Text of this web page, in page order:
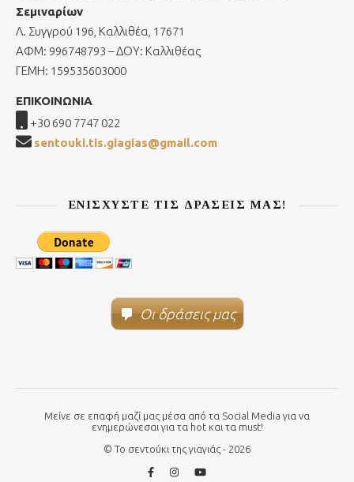
Σεμιναρίων
Λ. Συγγρού 196, Καλλιθέα, 17671
ΑΦΜ: 996748793 – ΔΟΥ: Καλλιθέας
ΓΕΜΗ: 159535603000
ΕΠΙΚΟΙΝΩΝΙΑ
+30 690 7747 022
sentouki.tis.giagias@gmail.com
ΕΝΙΣΧΎΣΤΕ ΤΙΣ ΔΡΆΣΕΙΣ ΜΑΣ!
Οι δράσεις μας
Μείνε σε επαφή μαζί μας μέσα από τα Social Media για να
ενημερώνεσαι για τα hot και τα must!
© Το σεντούκι της γιαγιάς - 2026